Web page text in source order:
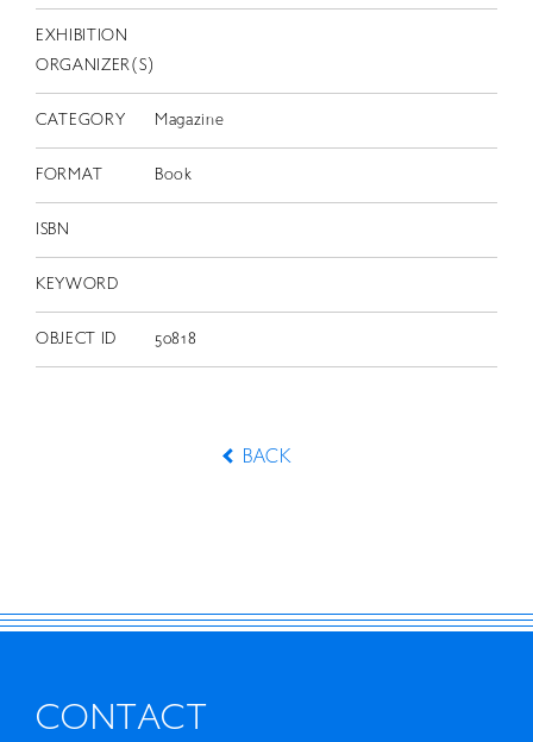
EXHIBITION
ORGANIZER(S)
CATEGORY Magazine
FORMAT Book
ISBN
KEYWORD
OBJECT ID 50818
BACK
CONTACT